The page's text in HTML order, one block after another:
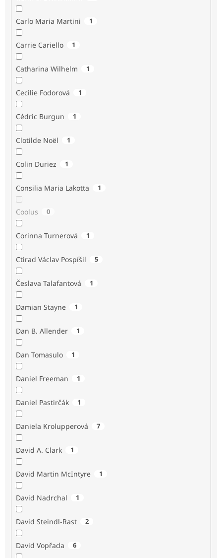
Carlo Maria Martini 1
Carrie Cariello 1
Catharina Wilhelm 1
Cecilie Fodorová 1
Cédric Burgun 1
Clotilde Noël 1
Colin Duriez 1
Consilia Maria Lakotta 1
Coolus 0
Corinna Turnerová 1
Ctirad Václav Pospíšil 5
Česlava Talafantová 1
Damian Stayne 1
Dan B. Allender 1
Dan Tomasulo 1
Daniel Freeman 1
Daniel Pastirčák 1
Daniela Krolupperová 7
David A. Clark 1
David Martin McIntyre 1
David Nadrchal 1
David Steindl-Rast 2
David Vopřada 6